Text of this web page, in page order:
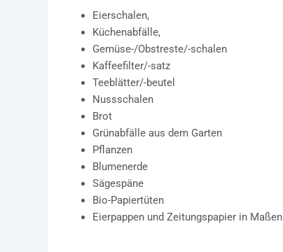
Eierschalen,
Küchenabfälle,
Gemüse-/Obstreste/-schalen
Kaffeefilter/-satz
Teeblätter/-beutel
Nussschalen
Brot
Grünabfälle aus dem Garten
Pflanzen
Blumenerde
Sägespäne
Bio-Papiertüten
Eierpappen und Zeitungspapier in Maßen